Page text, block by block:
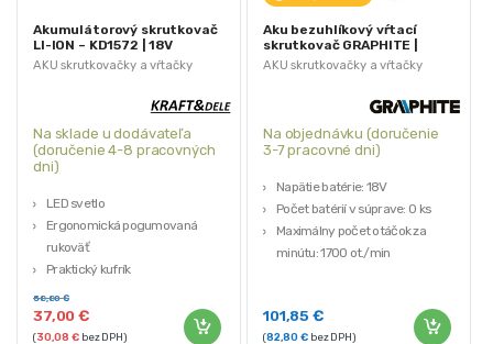
AKU skrutkovačky a vŕtačky
Akumulátorový skrutkovač
LI-ION – KD1572 | 18V
Na sklade u dodávateľa
(doručenie 4-8 pracovných
dni)
LED svetlo
Ergonomická pogumovaná
rukoväť
Praktický kufrík
Sada vrtákov
Funkcia regulácie otáčok
37,00€
58,80€
(30,08€bez DPH)
AKU skrutkovačky a vŕtačky
Aku bezuhlíkový vŕtací
skrutkovač GRAPHITE |
58G019
Na objednávku (doručenie
3-7 pracovné dni)
Napätie batérie: 18V
Počet batérií v súprave: 0 ks
Maximálny počet otáčok za
minútu: 1700 ot./min
101,85€
(82,80€bez DPH)